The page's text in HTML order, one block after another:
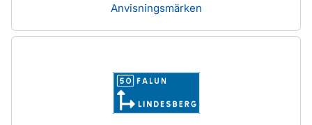
Anvisningsmärken